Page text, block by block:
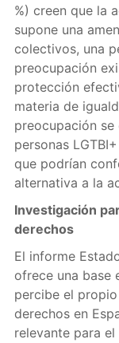
%) creen que la
supone una
colectivos, una
preocupación
protección
materia de
preocupación
personas
que podrían
alternativa a la
Investigación
derechos
El informe
ofrece una base
percibe el
derechos en
relevante para